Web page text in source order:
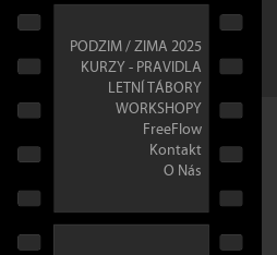
PODZIM / ZIMA 2025
KURZY - PRAVIDLA
LETNÍ TÁBORY
WORKSHOPY
FreeFlow
Kontakt
O Nás